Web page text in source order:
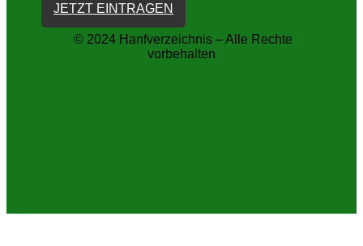
JETZT EINTRAGEN
© 2024 Hanfverzeichnis – Alle Rechte
vorbehalten